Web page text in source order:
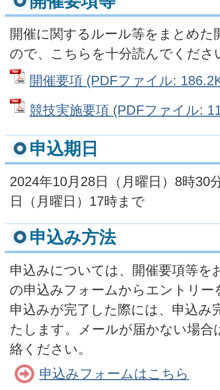
開催に関するルール等をまとめた
ので、こちらを十分読んでくださ
開催要項 (PDFファイル:
競技実施要項 (PDFファイル:
申込期日
2024年10月28日（月曜日）8時30
日（月曜日）17時まで
申込み方法
申込みについては、開催要項等を
の申込みフォームからエントリ
申込みが完了した際には、申込み
たします。メールが届かない場合
絡ください。
申込みフォームはこちら